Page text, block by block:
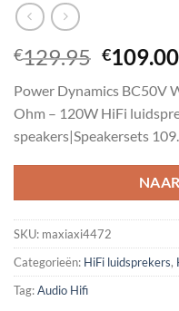
€129.95
was:
€109.00
Power Dynamics BC50V
Ohm – 120W HiFi
speakers|Speakersets
SKU: maxiaxi4472
Categorieën: HiFi luidsprekers,
Tag:Audio Hifi